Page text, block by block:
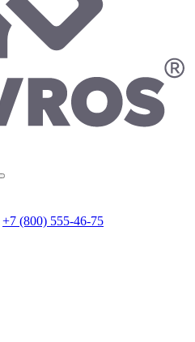
+7 (800) 555-46-75